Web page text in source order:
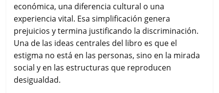
económica, una diferencia cultural o una
experiencia vital. Esa simplificación genera
prejuicios y termina justificando la discriminación.
Una de las ideas centrales del libro es que el
estigma no está en las personas, sino en la mirada
social y en las estructuras que reproducen
desigualdad.